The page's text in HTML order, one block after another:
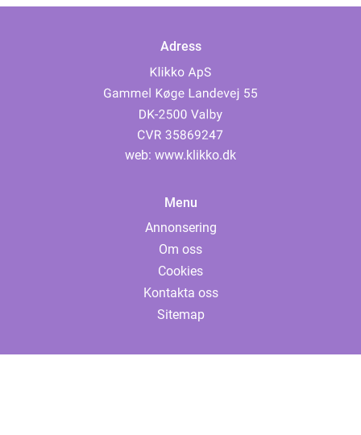
Adress
web: www.klikko.dk
Menu
Annonsering
Om oss
Cookies
Kontakta oss
Sitemap